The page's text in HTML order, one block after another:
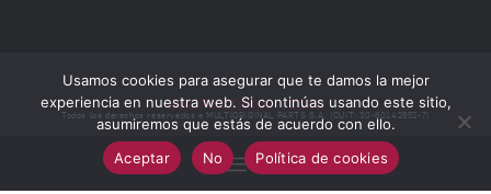
GRUPO ETMAN : : 2026
Todos los derechos reservados a MULTIORIGINAL PARTS S.A. (CUIT: 30-60142852-7)
Usamos cookies para asegurar que te damos la mejor
experiencia en nuestra web. Si continúas usando este sitio,
asumiremos que estás de acuerdo con ello.
Aceptar
No Política de cookies